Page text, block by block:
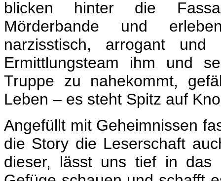
blicken hinter die
Mörderbande und
narzisstisch, arrogant und
Ermittlungsteam ihm und
Truppe zu nahekommt,
Leben – es steht Spitz auf
Angefüllt mit Geheimnissen
die Story die Leserschaft
dieser, lässt uns tief in das